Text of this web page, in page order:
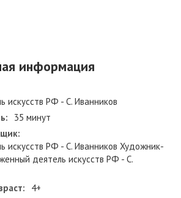
информация
искусств РФ - С. Иванников
35 минут
искусств РФ - С. Иванников Художник-
деятель искусств РФ - С.
4+